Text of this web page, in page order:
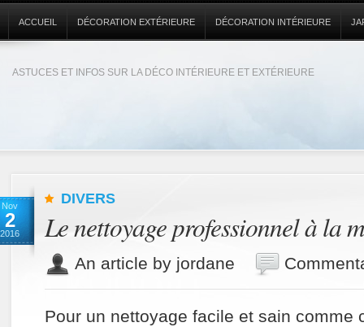
ASTUCES ET INFOS SUR LA DÉCO INTÉRIEURE ET EXTÉRIEURE
ACCUEIL DÉCORATION EXTÉRIEURE DÉCORATION INTÉRIEURE
Nov
2
2016
DIVERS
Le nettoyage professionnel à la
An article by jordane
Pour un nettoyage facile et sain comme